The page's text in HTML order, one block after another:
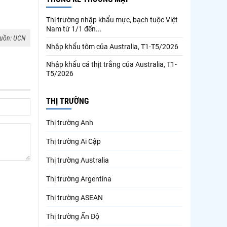
UCN
Thị trường nhập khẩu mực, bạch tuộc Việt
Nam từ 1/1 đến...
Nhập khẩu tôm của Australia, T1-T5/2026
Nhập khẩu cá thịt trắng của Australia, T1-
T5/2026
THỊ TRƯỜNG
Thị trường Anh
Thị trường Ai Cập
Thị trường Australia
Thị trường Argentina
Thị trường ASEAN
Thị trường Ấn Độ